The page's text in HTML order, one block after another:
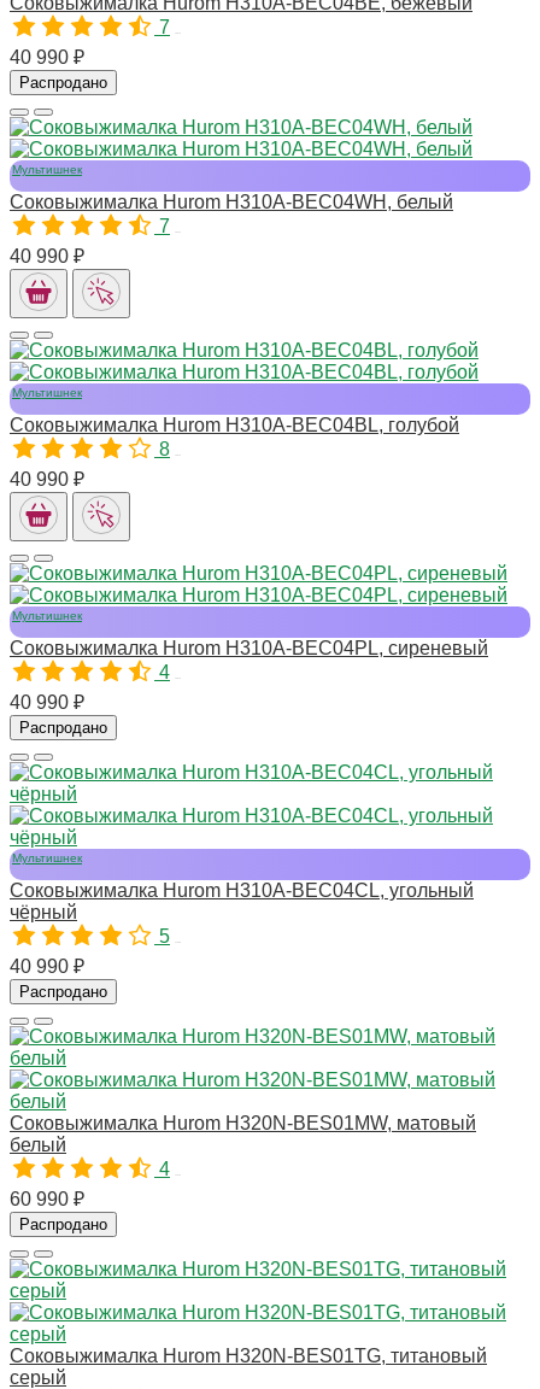
7
40 990 ₽
Распродано
Мультишнек
Соковыжималка Hurom H310A-BEC04WH, белый
7
40 990 ₽
Мультишнек
Соковыжималка Hurom H310A-BEC04BL, голубой
8
40 990 ₽
Мультишнек
Соковыжималка Hurom H310A-BEC04PL, сиреневый
4
40 990 ₽
Распродано
Мультишнек
Соковыжималка Hurom H310A-BEC04CL, угольный
чёрный
5
40 990 ₽
Распродано
Соковыжималка Hurom H320N-BES01MW, матовый
белый
4
60 990 ₽
Распродано
Соковыжималка Hurom H320N-BES01TG, титановый
серый